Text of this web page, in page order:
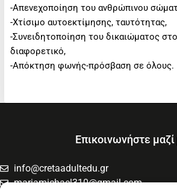
-Απενεχοποίηση του ανθρώπινου
-Χτίσιμο αυτοεκτίμησης, ταυτότητας,
-Συνειδητοποίηση του δικαιώματος
διαφορετικό,
-Απόκτηση φωνής-πρόσβαση σε όλους.
Επικοινωνήστε
info@cretaadultedu.gr
mariamichael310@gmail.com